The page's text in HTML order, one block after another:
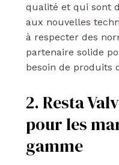
qualité et qui sont
aux nouvelles
à respecter des
partenaire solide
besoin de produits
2. Resta
pour les
gamme